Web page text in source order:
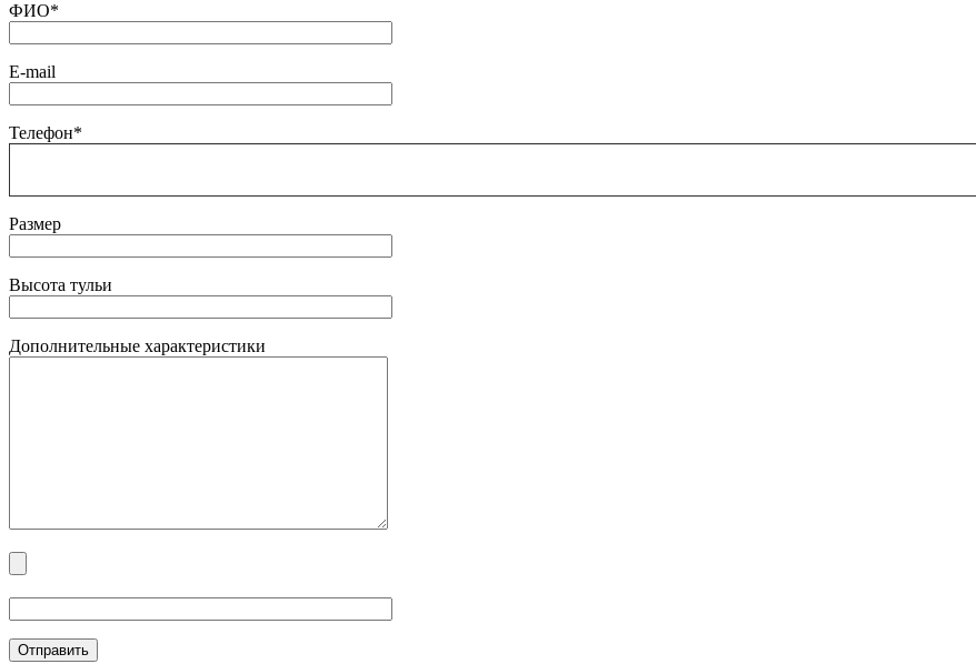
ФИО*
E-mail
Телефон*
Размер
Высота тульи
Дополнительные характеристики